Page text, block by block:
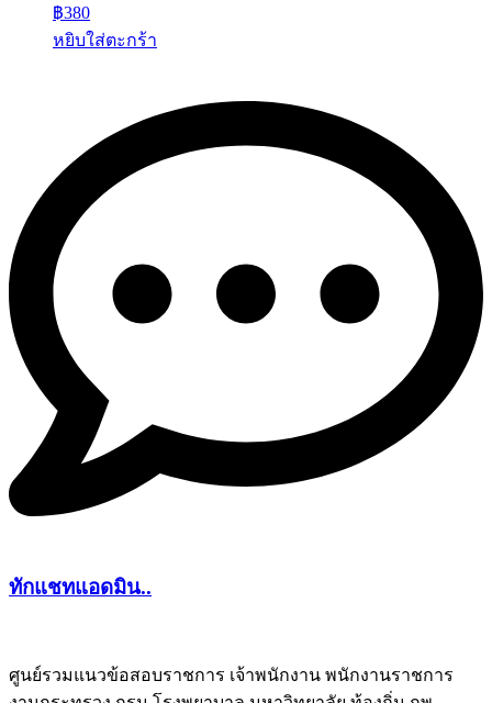
฿380
หยิบใส่ตะกร้า
ทักแชทแอดมิน..
ศูนย์รวมแนวข้อสอบราชการ เจ้าพนักงาน พนักงานราชการ